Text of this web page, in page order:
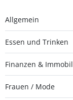
Allgemein
Essen und Trinken
Finanzen &
Frauen / Mode